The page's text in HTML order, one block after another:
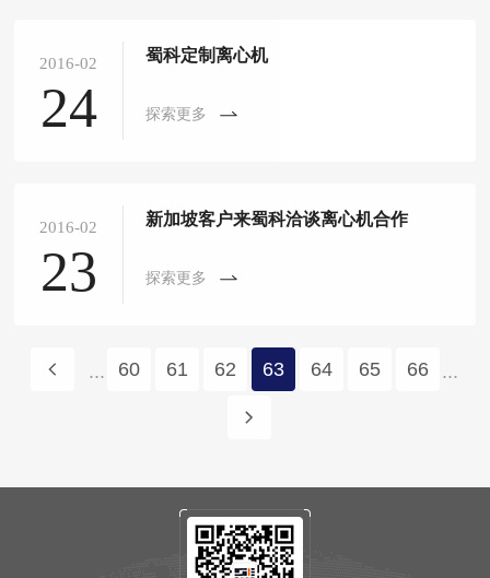
2016-02
24
蜀科定制离心机
探索更多
2016-02
23
新加坡客户来蜀科洽谈离心机合作
探索更多
... 60 61 62 63 64 65 66 ...